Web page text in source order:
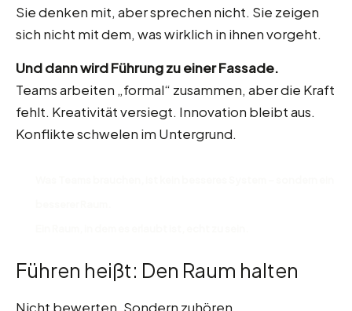
Sie denken mit, aber sprechen nicht. Sie zeigen
sich nicht mit dem, was wirklich in ihnen vorgeht.
Und dann wird Führung zu einer Fassade.
Teams arbeiten „formal“ zusammen, aber die Kraft
fehlt. Kreativität versiegt. Innovation bleibt aus.
Konflikte schwelen im Untergrund.
Führen heißt: Den Raum halten
Nicht bewerten. Sondern zuhören.